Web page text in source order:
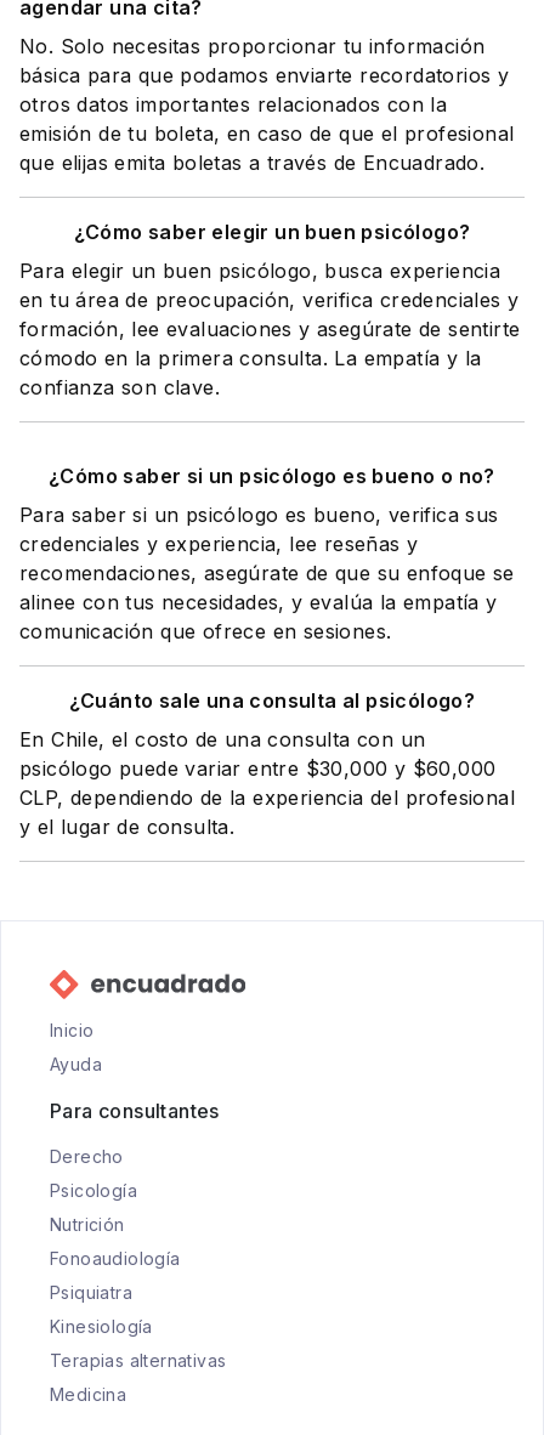
agendar una cita?
No. Solo necesitas proporcionar tu información
básica para que podamos enviarte recordatorios y
otros datos importantes relacionados con la
emisión de tu boleta, en caso de que el profesional
que elijas emita boletas a través de Encuadrado.
¿Cómo saber elegir un buen psicólogo?
Para elegir un buen psicólogo, busca experiencia
en tu área de preocupación, verifica credenciales y
formación, lee evaluaciones y asegúrate de sentirte
cómodo en la primera consulta. La empatía y la
confianza son clave.
¿Cómo saber si un psicólogo es bueno o no?
Para saber si un psicólogo es bueno, verifica sus
credenciales y experiencia, lee reseñas y
recomendaciones, asegúrate de que su enfoque se
alinee con tus necesidades, y evalúa la empatía y
comunicación que ofrece en sesiones.
¿Cuánto sale una consulta al psicólogo?
En Chile, el costo de una consulta con un
psicólogo puede variar entre $30,000 y $60,000
CLP, dependiendo de la experiencia del profesional
y el lugar de consulta.
Inicio
Ayuda
Para consultantes
Derecho
Psicología
Nutrición
Fonoaudiología
Psiquiatra
Kinesiología
Terapias alternativas
Medicina